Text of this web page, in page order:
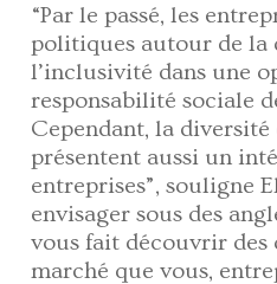
“Par le passé, les
politiques autour de la
l’inclusivité dans une
responsabilité sociale
Cependant, la
présentent aussi un
entreprises”, souligne
envisager sous des
vous fait découvrir des
marché que vous,